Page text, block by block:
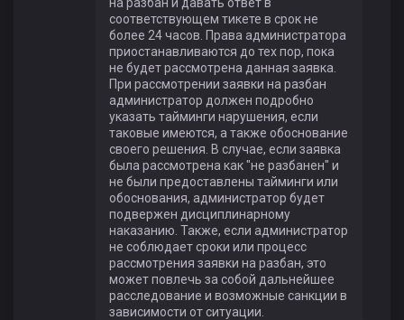
соответствующем тикете в срок не
более 24 часов. Права администратора
приостанавливаются до тех пор, пока
не будет рассмотрена данная заявка.
При рассмотрении заявки на разбан
администратор должен подробно
указать тайминги нарушения, если
таковые имеются, а также обоснование
своего решения. В случае, если заявка
была рассмотрена как "не разбанен" и
не были предоставлены тайминги или
обоснования, администратор будет
подвержен дисциплинарному
наказанию. Также, если администратор
не соблюдает сроки или процесс
рассмотрения заявки на разбан, это
может повлечь за собой дальнейшее
расследование и возможные санкции в
зависимости от ситуации.